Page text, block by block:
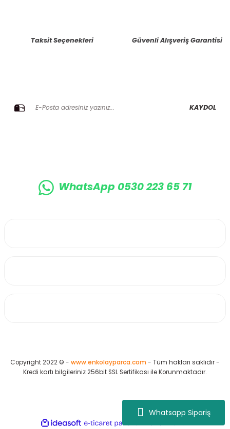
Whatsapp Sipariş
Ürün bilgilerinde hatalar bulunuyor.
Taksit Seçenekleri Güvenli Alışveriş Garantisi
KAYDOL
WhatsApp 0530 223 65 71
Copyright 2022 © - www.enkolayparca.com - Tüm hakları saklıdır -
Kredi kartı bilgileriniz 256bit SSL Sertifikası ile Korunmaktadır.
ideasoft